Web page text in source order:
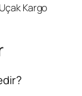
Kargo